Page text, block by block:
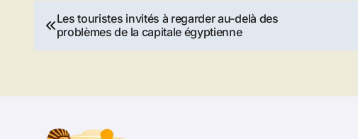
Navigation
de
Les touristes invités à regarder au-delà des
problèmes de la capitale égyptienne